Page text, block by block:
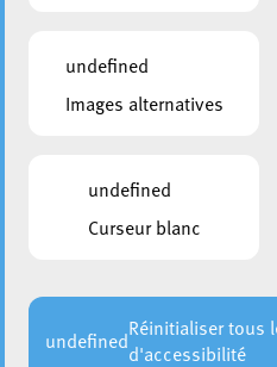
undefined
Images alternatives
undefined
Curseur blanc
undefinedRéinitialiser tous
d'accessibilité